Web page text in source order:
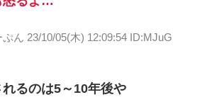
ぷん 23/10/05(木) 12:09:54 ID:MJuG
るのは5～10年後や